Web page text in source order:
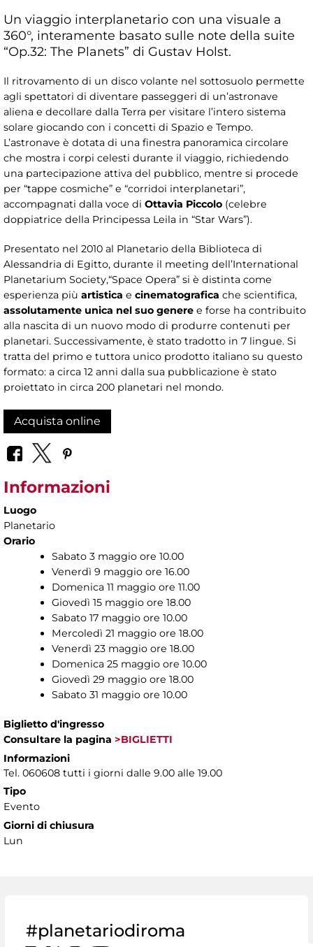
Un viaggio interplanetario con una visuale a
360°, interamente basato sulle note della suite
“Op.32: The Planets” di Gustav Holst.
Il ritrovamento di un disco volante nel sottosuolo permette
agli spettatori di diventare passeggeri di un’astronave
aliena e decollare dalla Terra per visitare l’intero sistema
solare giocando con i concetti di Spazio e Tempo.
L’astronave è dotata di una finestra panoramica circolare
che mostra i corpi celesti durante il viaggio, richiedendo
una partecipazione attiva del pubblico, mentre si procede
per “tappe cosmiche” e “corridoi interplanetari”,
accompagnati dalla voce di Ottavia Piccolo (celebre
doppiatrice della Principessa Leila in “Star Wars”).
Presentato nel 2010 al Planetario della Biblioteca di
Alessandria di Egitto, durante il meeting dell’International
Planetarium Society,“Space Opera” si è distinta come
esperienza più artistica e cinematografica che scientifica,
assolutamente unica nel suo genere e forse ha contribuito
alla nascita di un nuovo modo di produrre contenuti per
planetari. Successivamente, è stato tradotto in 7 lingue. Si
tratta del primo e tuttora unico prodotto italiano su questo
formato: a circa 12 anni dalla sua pubblicazione è stato
proiettato in circa 200 planetari nel mondo.
Acquista online
Informazioni
Luogo
Planetario
Orario
Sabato 3 maggio ore 10.00
Venerdì 9 maggio ore 16.00
Domenica 11 maggio ore 11.00
Giovedì 15 maggio ore 18.00
Sabato 17 maggio ore 10.00
Mercoledì 21 maggio ore 18.00
Venerdì 23 maggio ore 18.00
Domenica 25 maggio ore 10.00
Giovedì 29 maggio ore 18.00
Sabato 31 maggio ore 10.00
Biglietto d'ingresso
Consultare la pagina >BIGLIETTI
Informazioni
Tel. 060608 tutti i giorni dalle 9.00 alle 19.00
Tipo
Evento
Giorni di chiusura
Lun
#planetariodiroma